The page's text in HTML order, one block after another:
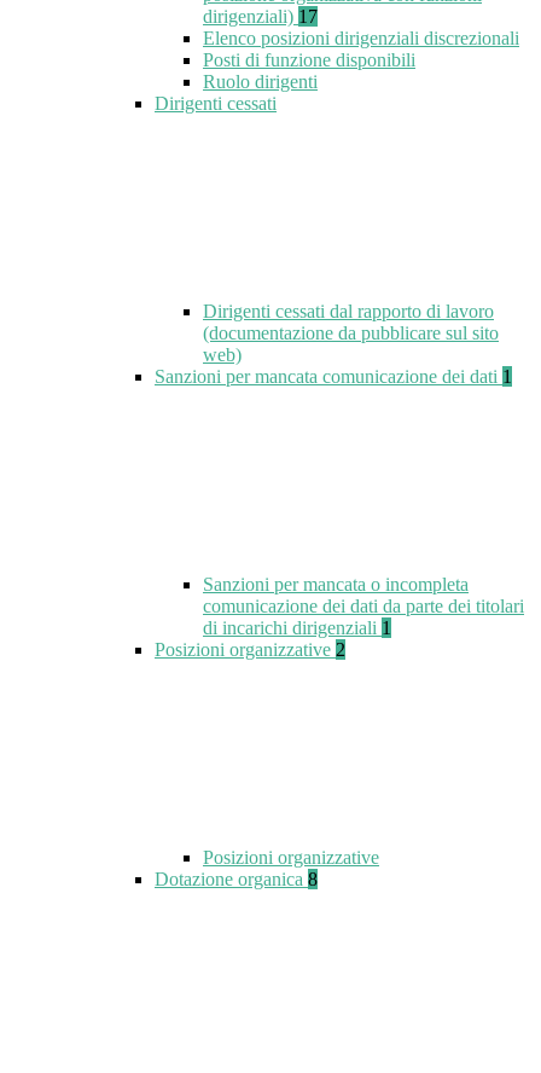
dirigenziali) 17
Elenco posizioni dirigenziali discrezionali
Posti di funzione disponibili
Ruolo dirigenti
Dirigenti cessati
Dirigenti cessati dal rapporto di lavoro
(documentazione da pubblicare sul sito
web)
Sanzioni per mancata comunicazione dei dati 1
Sanzioni per mancata o incompleta
comunicazione dei dati da parte dei titolari
di incarichi dirigenziali 1
Posizioni organizzative 2
Posizioni organizzative
Dotazione organica 8